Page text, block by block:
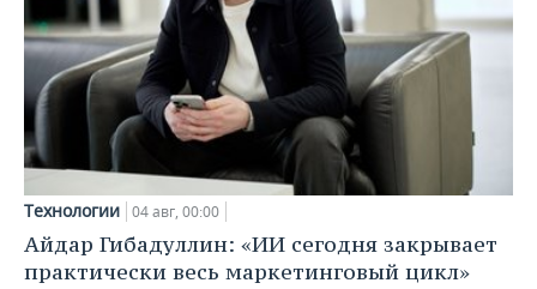
Технологии 04 авг, 00:00
Айдар Гибадуллин: «ИИ сегодня закрывает
практически весь маркетинговый цикл»